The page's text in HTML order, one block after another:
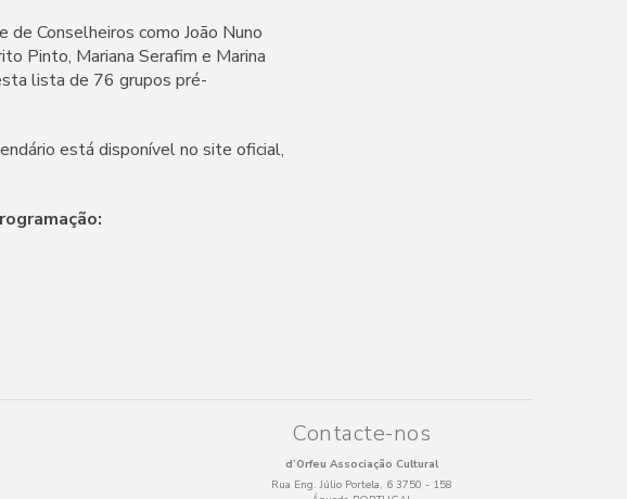
Conselheiros como João Nuno
Pinto, Mariana Serafim e Marina
lista de 76 grupos pré-
está disponível no site oficial,
Contacte-nos
d’Orfeu Associação Cultural
Rua Eng. Júlio Portela, 6 3750 - 158